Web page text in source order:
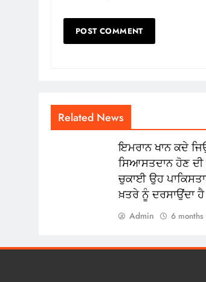
Related News
ਇਮਰਾਨ ਖਾਨ ਕਦੇ
ਸਿਆਸਤਦਾਨ ਹੋਣ
ਚੁਕਾਈ ਉਹ
ਖ਼ਤਰੇ ਨੂੰ ਦਰਸਾਉਂਦਾ ਹੈ
Admin 6 months